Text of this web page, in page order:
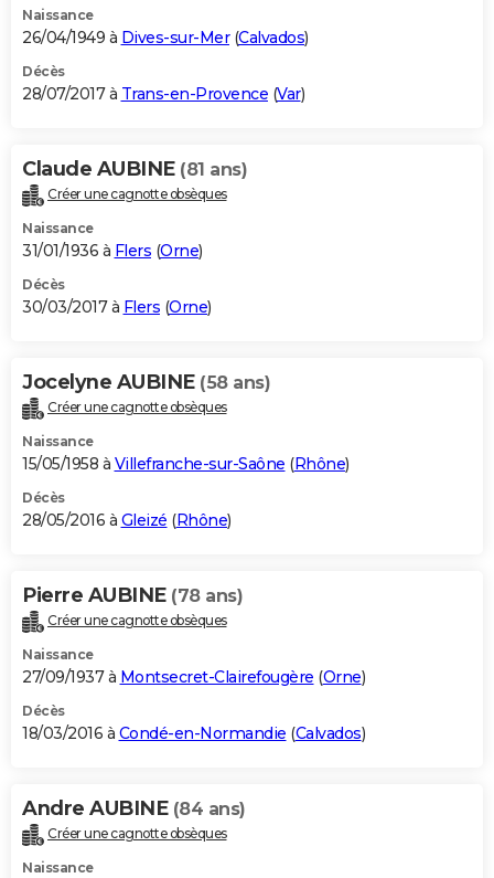
Naissance
26/04/1949 à Dives-sur-Mer(Calvados)
Décès
28/07/2017 à Trans-en-Provence (Var)
Claude AUBINE (81 ans)
Créer une cagnotte obsèques
Naissance
31/01/1936 à Flers (Orne)
Décès
30/03/2017 à Flers (Orne)
Jocelyne AUBINE (58 ans)
Créer une cagnotte obsèques
Naissance
15/05/1958 à Villefranche-sur-Saône (Rhône)
Décès
28/05/2016 à Gleizé (Rhône)
Pierre AUBINE (78 ans)
Créer une cagnotte obsèques
Naissance
27/09/1937 à Montsecret-Clairefougère (Orne)
Décès
18/03/2016 à Condé-en-Normandie (Calvados)
Andre AUBINE (84 ans)
Créer une cagnotte obsèques
Naissance